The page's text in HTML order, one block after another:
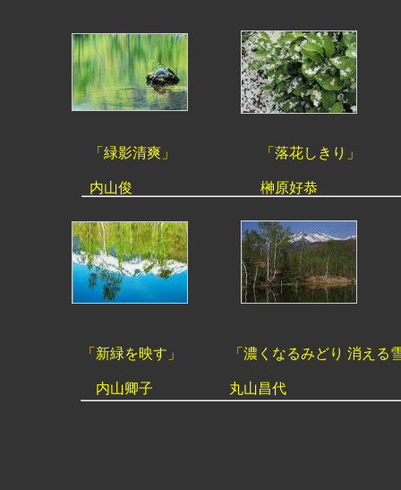
「新緑を映す」
内山卿子
「濃くなるみどり 消える
丸山昌代
「緑影清爽」
内山俊
「落花しきり」
榊原好恭